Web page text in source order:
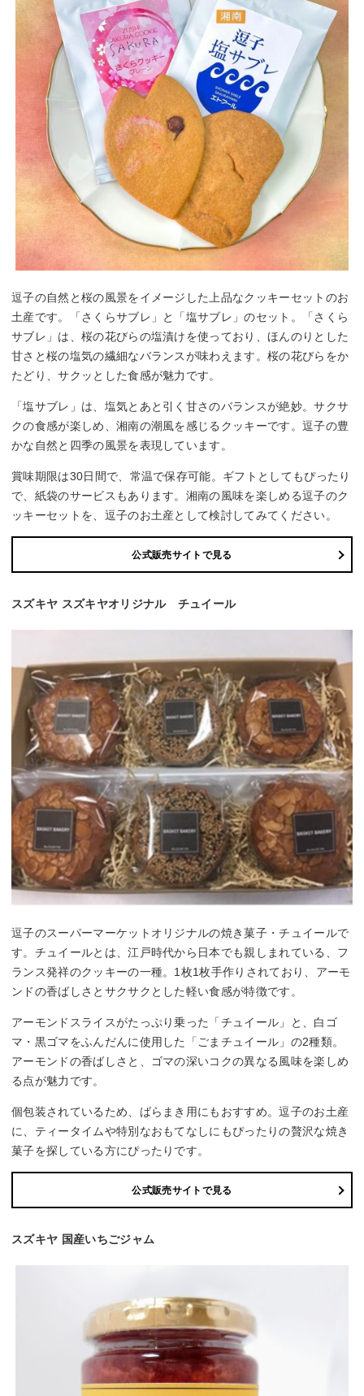
逗子の自然と桜の風景をイメージした上品なクッキーセットのお
土産です。「さくらサブレ」と「塩サブレ」のセット。「さくら
サブレ」は、桜の花びらの塩漬けを使っており、ほんのりとした
甘さと桜の塩気の繊細なバランスが味わえます。桜の花びらをか
たどり、サクッとした食感が魅力です。
「塩サブレ」は、塩気とあと引く甘さのバランスが絶妙。サクサ
クの食感が楽しめ、湘南の潮風を感じるクッキーです。逗子の豊
かな自然と四季の風景を表現しています。
賞味期限は30日間で、常温で保存可能。ギフトとしてもぴったり
で、紙袋のサービスもあります。湘南の風味を楽しめる逗子のク
ッキーセットを、逗子のお土産として検討してみてください。
公式販売サイトで見る
スズキヤ スズキヤオリジナル チュイール
逗子のスーパーマーケットオリジナルの焼き菓子・チュイールで
す。チュイールとは、江戸時代から日本でも親しまれている、フ
ランス発祥のクッキーの一種。1枚1枚手作りされており、アーモ
ンドの香ばしさとサクサクとした軽い食感が特徴です。
アーモンドスライスがたっぷり乗った「チュイール」と、白ゴ
マ・黒ゴマをふんだんに使用した「ごまチュイール」の2種類。
アーモンドの香ばしさと、ゴマの深いコクの異なる風味を楽しめ
る点が魅力です。
個包装されているため、ばらまき用にもおすすめ。逗子のお土産
に、ティータイムや特別なおもてなしにもぴったりの贅沢な焼き
菓子を探している方にぴったりです。
公式販売サイトで見る
スズキヤ 国産いちごジャム